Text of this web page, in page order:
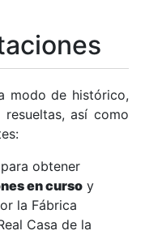
modo de histórico,
así como
obtener
en curso y
la Fábrica
Casa de la